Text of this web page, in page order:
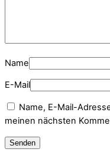
Name
E-Mail
Name, E-Mail-
meinen nächsten